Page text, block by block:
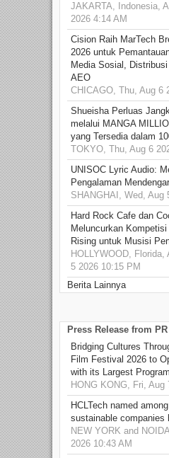
JAKARTA, Indonesia,
2026 4:14 AM
Cision Raih MarTech
2026 untuk
Media Sosial,
AEO
CHICAGO, Thu, Aug 6
Shueisha Perluas
melalui MANGA
yang Tersedia dalam
TOKYO, Thu, Aug 6
UNISOC Lyric Audio:
Pengalaman
SHANGHAI, Wed, Aug
Hard Rock Cafe dan
Meluncurkan
Rising untuk Musisi
HOLLYWOOD,
5 2026 10:15 PM
Berita Lainnya
Press Release from
Bridging Cultures
Film Festival 2026 to
with its Largest
HONG KONG, Fri, Aug
HCLTech named
sustainable companies
NEW YORK and
2026 10:43 AM